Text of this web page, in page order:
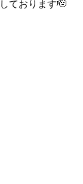
ております🫡